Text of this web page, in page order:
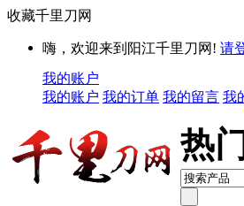
收藏千里刀网
嗨，欢迎来到阳江千里刀网! 请
我的账户
我的账户 我的订单 我的留言 我
热